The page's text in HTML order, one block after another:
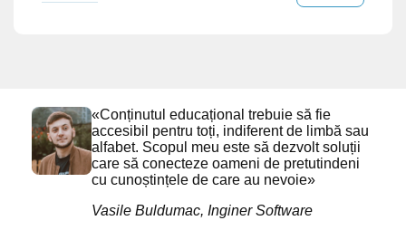
«Conținutul educațional trebuie să fie
accesibil pentru toți, indiferent de limbă sau
alfabet. Scopul meu este să dezvolt soluții
care să conecteze oameni de pretutindeni
cu cunoștințele de care au nevoie»
Vasile Buldumac, Inginer Software